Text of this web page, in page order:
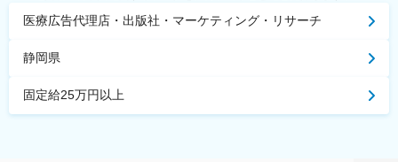
医療広告代理店・出版社・マーケティング・リサーチ
静岡県
固定給25万円以上